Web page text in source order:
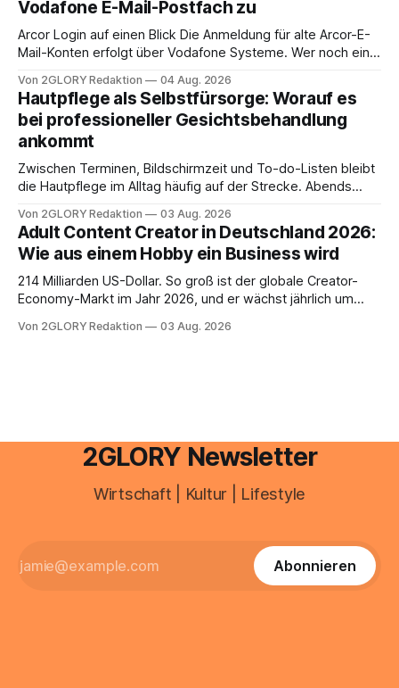
erfahren Sie alles, was Sie für einen reibungslosen Einstieg
brauchen, von der Registrierung
Vodafone E-Mail-Postfach zu
Arcor Login auf einen Blick Die Anmeldung für alte Arcor-E-
Mail-Konten erfolgt über Vodafone Systeme. Wer noch eine
besitzt, loggt sich heute über das Vodafone E-Mail & Cloud
Portal ein. Der klassische Arcor Login über mail.
Von 2GLORY Redaktion 04 Aug. 2026
Hautpflege als Selbstfürsorge: Worauf es
bei professioneller Gesichtsbehandlung
ankommt
Zwischen Terminen, Bildschirmzeit und To-do-Listen bleibt
die Hautpflege im Alltag häufig auf der Strecke. Abends
Drogerie – mehr ist zeitlich oft nicht drin. Dabei reagiert die
Haut empfindlich auf Stress, Schlafmangel und
Umwelteinflüsse: Sie wirkt müde, spannt oder neigt zu
Unreinheiten. Professionelle
Von 2GLORY Redaktion 03 Aug. 2026
Adult Content Creator in Deutschland 2026:
Wie aus einem Hobby ein Business wird
214 Milliarden US-Dollar. So groß ist der globale Creator-
Economy-Markt im Jahr 2026, und er wächst jährlich um
ist längst ein ernstzunehmender Wirtschaftszweig. Weltweit
Von 2GLORY Redaktion 03 Aug. 2026
2GLORY Newsletter
Wirtschaft | Kultur | Lifestyle
Abonnieren